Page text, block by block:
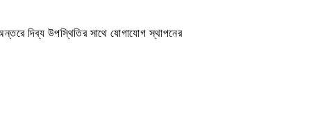
দিব্য উপস্থিতির সাথে যোগাযোগ স্থাপনের